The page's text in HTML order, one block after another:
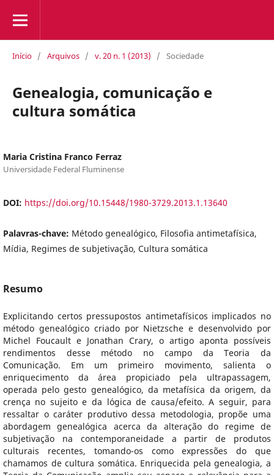
Início / Arquivos / v. 20 n. 1 (2013) / Sociedade
Genealogia, comunicação e
cultura somática
Maria Cristina Franco Ferraz
Universidade Federal Fluminense
DOI: https://doi.org/10.15448/1980-3729.2013.1.13640
Palavras-chave: Método genealógico, Filosofia antimetafísica,
Mídia, Regimes de subjetivação, Cultura somática
Resumo
Explicitando certos pressupostos antimetafísicos implicados no
método genealógico criado por Nietzsche e desenvolvido por
Michel Foucault e Jonathan Crary, o artigo aponta possíveis
rendimentos desse método no campo da Teoria da
Comunicação. Em um primeiro movimento, salienta o
enriquecimento da área propiciado pela ultrapassagem,
operada pelo gesto genealógico, da metafísica da origem, da
crença no sujeito e da lógica de causa/efeito. A seguir, para
ressaltar o caráter produtivo dessa metodologia, propõe uma
abordagem genealógica acerca da alteração do regime de
subjetivação na contemporaneidade a partir de produtos
culturais recentes, tomando-os como expressões do que
chamamos de cultura somática. Enriquecida pela genealogia, a